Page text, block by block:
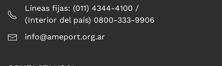
Líneas fijas: (011) 4344-4100 /
(Interior del país) 0800-333-9906
info@ameport.org.ar